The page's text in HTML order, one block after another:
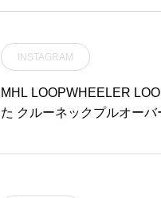
をマジックテープで留める
地。折りたたむと小さくな
ちんです。※胴回りは約±5
す。素材：ポリエステル
防湿性や防水性に優れてま
INSTAGRAM
MHL LOOPWHEELER
た クルーネックプルオーバ